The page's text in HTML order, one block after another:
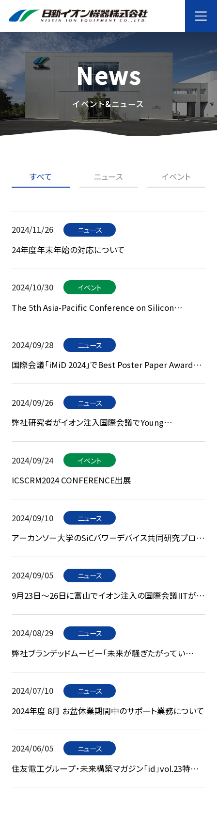
News
イベント&ニュース
すべて ニュース イベント
2024/11/26 ニュース
24年度年末年始の対応について
2024/10/30 イベント
The 5th Asia-Pacific Conference on Silicon
2024/09/28 ニュース
国際会議「iMiD 2024」でBest Poster Paper Awardを
2024/09/26
ニュース
弊社研究者がイオン注入国際会議でYoung
2024/09/24
イベント
ICSCRM2024 CONFERENCE出展
2024/09/10 ニュース
アーカンソー大学のSiCパワーデバイス共同研究プログ
2024/09/05
ニュース
9月23日〜26日に富山でイオン注入の国際会議IITが開
2024/08/29
ニュース
弊社ブランデッドムービー「未来が騒ぎたがってい
2024/07/10
ニュース
2024年度 8月 お盆休業期間中のサポート業務について
2024/06/05 ニュース
住友電工グループ・未来構築マガジン「id」vol.23特集